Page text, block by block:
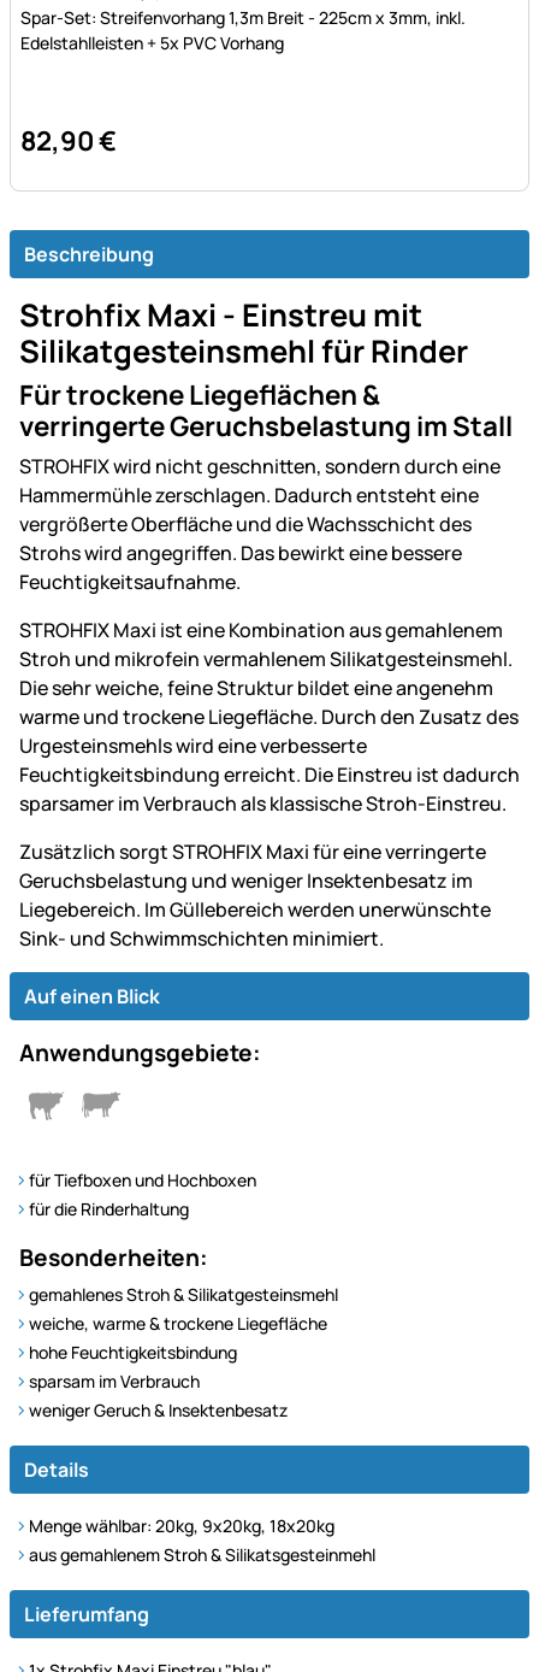
Spar-Set: Streifenvorhang 1,3m Breit - 225cm x 3mm, inkl.
Edelstahlleisten + 5x PVC Vorhang
82,90€
Beschreibung
Strohfix Maxi - Einstreu mit
Silikatgesteinsmehl für Rinder
Für trockene Liegeflächen &
verringerte Geruchsbelastung im Stall
STROHFIX wird nicht geschnitten, sondern durch eine
Hammermühle zerschlagen. Dadurch entsteht eine
vergrößerte Oberfläche und die Wachsschicht des
Strohs wird angegriffen. Das bewirkt eine bessere
Feuchtigkeitsaufnahme.
STROHFIX Maxi ist eine Kombination aus gemahlenem
Stroh und mikrofein vermahlenem Silikatgesteinsmehl.
Die sehr weiche, feine Struktur bildet eine angenehm
warme und trockene Liegefläche. Durch den Zusatz des
Urgesteinsmehls wird eine verbesserte
Feuchtigkeitsbindung erreicht. Die Einstreu ist dadurch
sparsamer im Verbrauch als klassische Stroh-Einstreu.
Zusätzlich sorgt STROHFIX Maxi für eine verringerte
Geruchsbelastung und weniger Insektenbesatz im
Liegebereich. Im Güllebereich werden unerwünschte
Sink- und Schwimmschichten minimiert.
Auf einen Blick
Anwendungsgebiete:
für Tiefboxen und Hochboxen
für die Rinderhaltung
Besonderheiten:
gemahlenes Stroh & Silikatgesteinsmehl
weiche, warme & trockene Liegefläche
hohe Feuchtigkeitsbindung
sparsam im Verbrauch
weniger Geruch & Insektenbesatz
Details
Menge wählbar: 20kg, 9x20kg, 18x20kg
aus gemahlenem Stroh & Silikatsgesteinmehl
Lieferumfang